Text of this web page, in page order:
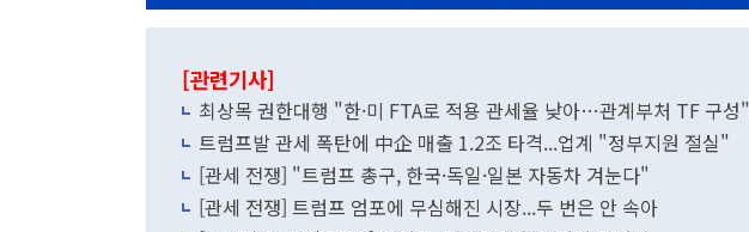
[관련기사]
최상목 권한대행 "한·미 FTA로 적용 관세율 낮아…관계부처 TF 구성"
트럼프발 관세 폭탄에 中企 매출 1.2조 타격...업계 "정부지원 절실"
[관세 전쟁] "트럼프 총구, 한국·독일·일본 자동차 겨눈다"
[관세 전쟁] 트럼프 엄포에 무심해진 시장...두 번은 안 속아